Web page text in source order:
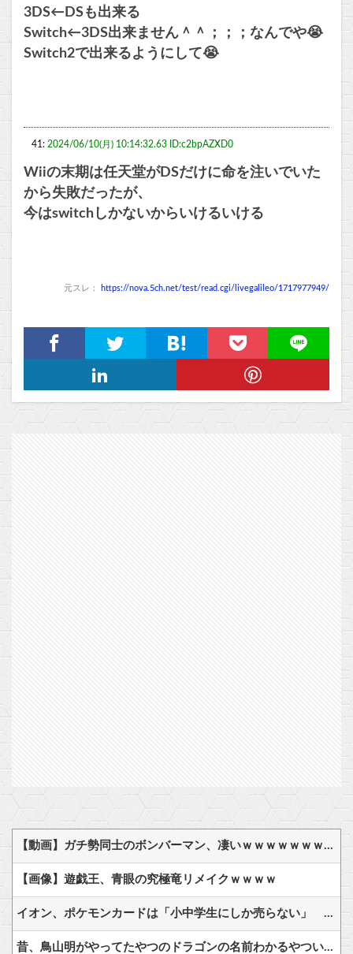
3DS←DSも出来る
Switch←3DS出来ません＾＾；；；なんでや😭
Switch2で出来るようにして😭
41: 2024/06/10(月) 10:14:32.63 ID:c2bpAZXD0
Wiiの末期は任天堂がDSだけに命を注いでいた
から失敗だったが、
今はswitchしかないからいけるいける
元スレ： https://nova.5ch.net/test/read.cgi/livegalileo/1717977949/
【動画】ガチ勢同士のボンバーマン、凄いｗｗｗｗｗｗｗｗｗｗｗｗ
【画像】遊戯王、青眼の究極竜リメイクｗｗｗｗ
イオン、ポケモンカードは「小中学生にしか売らない」 転売対策の決断が「素晴らしい」
昔、鳥山明がやってたやつのドラゴンの名前わかるやついる？